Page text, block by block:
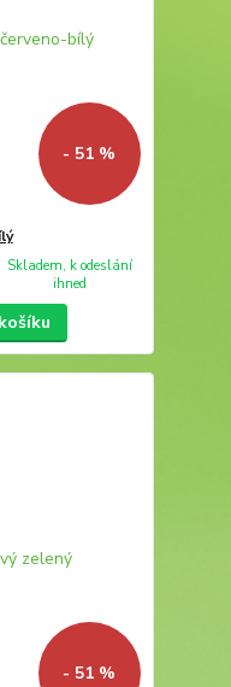
- 51 %
Skladem, k odeslání
ihned
- 51 %